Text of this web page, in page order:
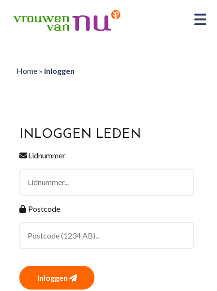
Home» Inloggen
INLOGGEN LEDEN
Lidnummer
Postcode
Inloggen